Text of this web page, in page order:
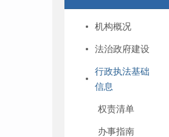
机构概况
法治政府建设
行政执法基础
信息
权责清单
办事指南